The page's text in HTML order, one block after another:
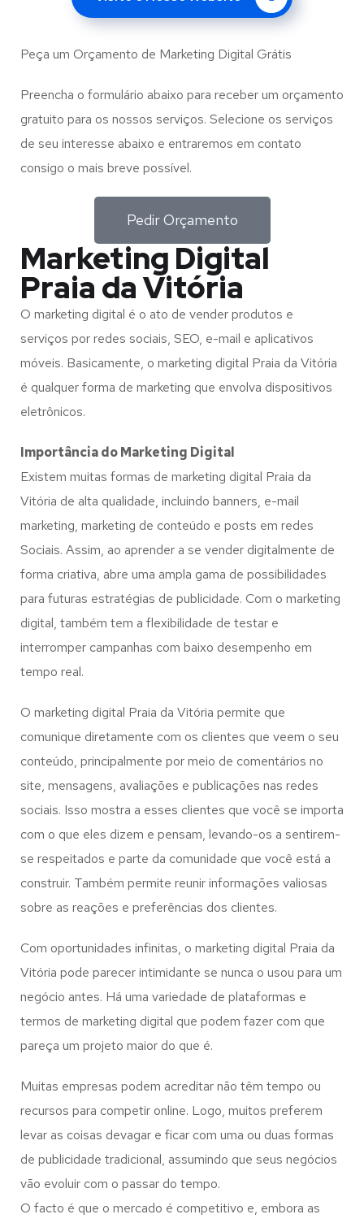
Peça um Orçamento de Marketing Digital Grátis
Preencha o formulário abaixo para receber um orçamento
gratuito para os nossos serviços. Selecione os serviços
de seu interesse abaixo e entraremos em contato
consigo o mais breve possível.
Pedir Orçamento
Marketing Digital
Praia da Vitória
O marketing digital é o ato de vender produtos e
serviços por redes sociais, SEO, e-mail e aplicativos
móveis. Basicamente, o marketing digital Praia da Vitória
é qualquer forma de marketing que envolva dispositivos
eletrônicos.
Importância do Marketing Digital
Existem muitas formas de marketing digital Praia da
Vitória de alta qualidade, incluindo banners, e-mail
marketing, marketing de conteúdo e posts em redes
Sociais. Assim, ao aprender a se vender digitalmente de
forma criativa, abre uma ampla gama de possibilidades
para futuras estratégias de publicidade. Com o marketing
digital, também tem a flexibilidade de testar e
interromper campanhas com baixo desempenho em
tempo real.
O marketing digital Praia da Vitória permite que
comunique diretamente com os clientes que veem o seu
conteúdo, principalmente por meio de comentários no
site, mensagens, avaliações e publicações nas redes
sociais. Isso mostra a esses clientes que você se importa
com o que eles dizem e pensam, levando-os a sentirem-
se respeitados e parte da comunidade que você está a
construir. Também permite reunir informações valiosas
sobre as reações e preferências dos clientes.
Com oportunidades infinitas, o marketing digital Praia da
Vitória pode parecer intimidante se nunca o usou para um
negócio antes. Há uma variedade de plataformas e
termos de marketing digital que podem fazer com que
pareça um projeto maior do que é.
Muitas empresas podem acreditar não têm tempo ou
recursos para competir online. Logo, muitos preferem
levar as coisas devagar e ficar com uma ou duas formas
de publicidade tradicional, assumindo que seus negócios
vão evoluir com o passar do tempo.
O facto é que o mercado é competitivo e, embora as